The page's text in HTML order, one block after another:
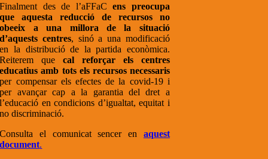
Finalment des de l’aFFaCens preocupa
que aquesta reducció de recursos no
obeeix a una millora de la situació
d’aquests centres, sinó a una modificació
en la distribució de la partida econòmica.
Reiterem quecal reforçar els centres
educatius amb tots els recursos necessaris
per compensar els efectes de la covid-19 i
per avançar cap a la garantia del dret a
l’educació en condicions d’igualtat, equitat i
no discriminació.
Consulta el comunicat sencer en aquest
document.